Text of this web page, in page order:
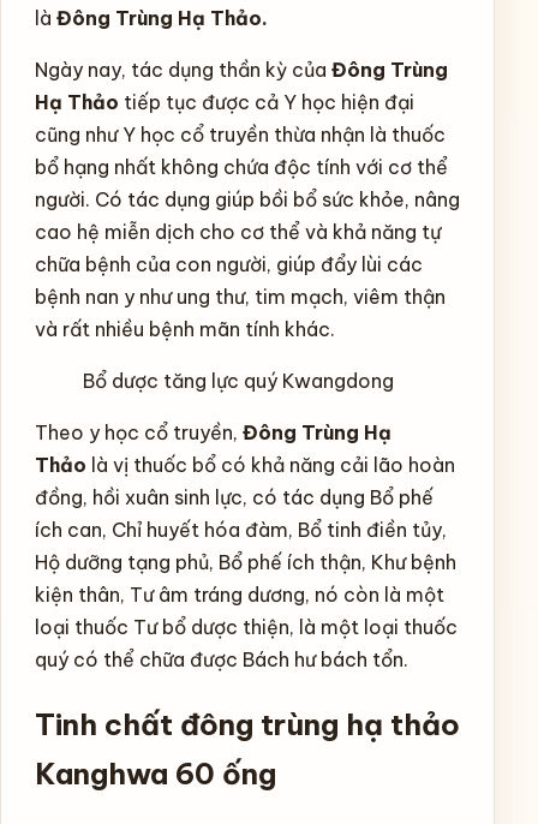
là Đông Trùng Hạ Thảo.
Ngày nay, tác dụng thần kỳ của Đông Trùng
Hạ Thảo tiếp tục được cả Y học hiện đại
cũng như Y học cổ truyền thừa nhận là thuốc
bổ hạng nhất không chứa độc tính với cơ thể
người. Có tác dụng giúp bồi bổ sức khỏe, nâng
cao hệ miễn dịch cho cơ thể và khả năng tự
chữa bệnh của con người, giúp đẩy lùi các
bệnh nan y như ung thư, tim mạch, viêm thận
và rất nhiều bệnh mãn tính khác.
Bổ dược tăng lực quý Kwangdong
Theo y học cổ truyền, Đông Trùng Hạ
Thảo là vị thuốc bổ có khả năng cải lão hoàn
đồng, hồi xuân sinh lực, có tác dụng Bổ phế
ích can, Chỉ huyết hóa đàm, Bổ tinh điền tủy,
Hộ dưỡng tạng phủ, Bổ phế ích thận, Khư bệnh
kiện thân, Tư âm tráng dương, nó còn là một
loại thuốc Tư bổ dược thiện, là một loại thuốc
quý có thể chữa được Bách hư bách tổn.
Tinh chất đông trùng hạ thảo
Kanghwa 60 ống